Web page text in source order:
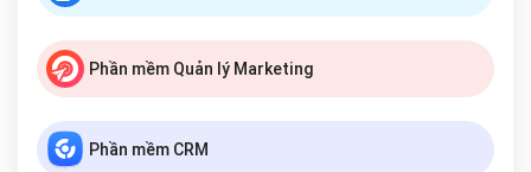
Phần mềm Quản lý Marketing
Phần mềm CRM